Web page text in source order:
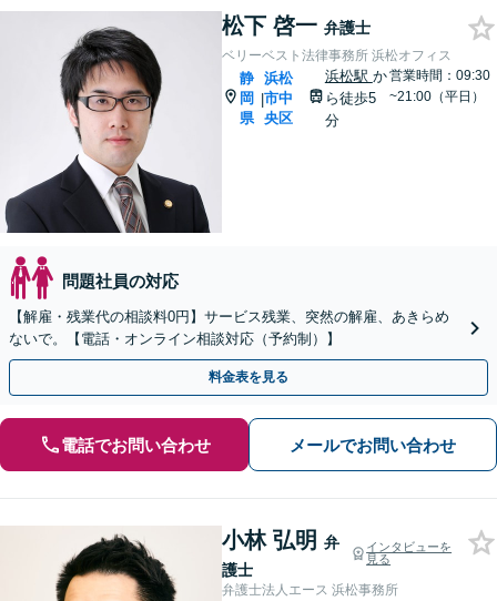
松下 啓一 弁護士
ベリーベスト法律事務所 浜松オフィス
静
岡
県
|
浜松
市中
央区
浜松駅 か
ら徒歩5
分
営業時間：09:30
~21:00（平日）
問題社員の対応
【解雇・残業代の相談料0円】サービス残業、突然の解雇、あきらめ
ないで。【電話・オンライン相談対応（予約制）】
料金表を見る
電話でお問い合わせ メールでお問い合わせ
小林 弘明 弁
護士
インタビューを
見る
弁護士法人エース 浜松事務所